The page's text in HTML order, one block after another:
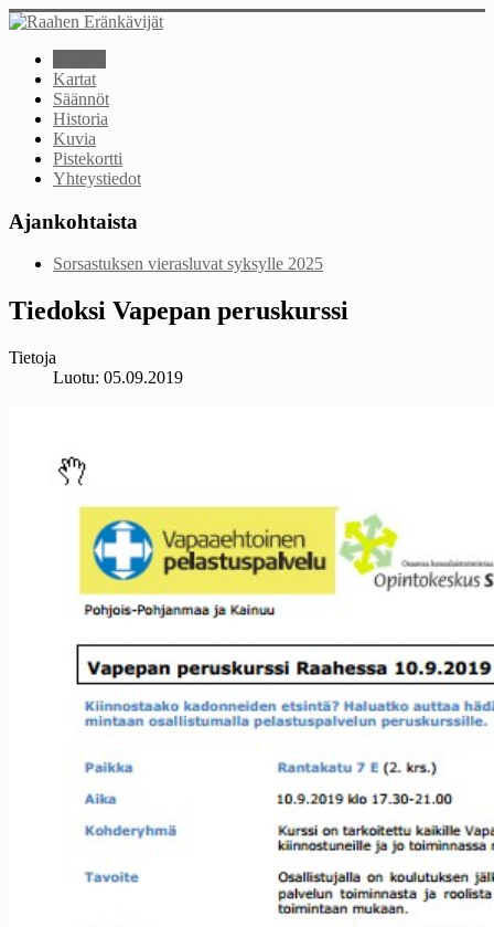
Kartat
Säännöt
Historia
Kuvia
Pistekortti
Yhteystiedot
Ajankohtaista
Sorsastuksen vierasluvat syksylle 2025
Tiedoksi Vapepan peruskurssi
Tietoja
Luotu: 05.09.2019